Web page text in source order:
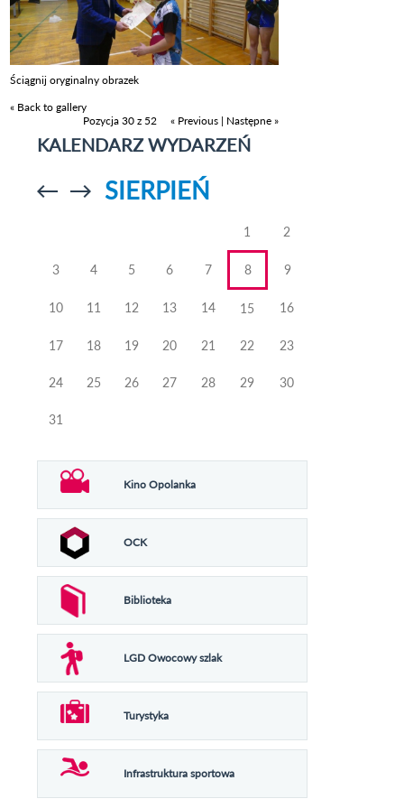
Ściągnij oryginalny obrazek
« Back to gallery
Pozycja 30 z 52
« Previous | Następne »
KALENDARZ WYDARZEŃ
Przejdź doPrzejdź do
SIERPIEŃ
1 2
3 4 5 6 7 8 9
10 11 12 13 14 15 16
17 18 19 20 21 22 23
24 25 26 27 28 29 30
31
Kino Opolanka
OCK
Biblioteka
LGD Owocowy szlak
Turystyka
Infrastruktura sportowa